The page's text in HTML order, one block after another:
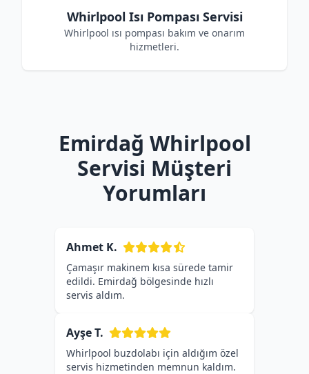
Whirlpool Isı Pompası Servisi
Whirlpool ısı pompası bakım ve onarım
hizmetleri.
Emirdağ Whirlpool
Servisi Müşteri
Yorumları
Ahmet K.
Çamaşır makinem kısa sürede tamir
edildi. Emirdağ bölgesinde hızlı
servis aldım.
Ayşe T.
Whirlpool buzdolabı için aldığım özel
servis hizmetinden memnun kaldım.